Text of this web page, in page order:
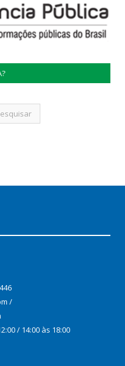
/
/ 14:00 às 18:00